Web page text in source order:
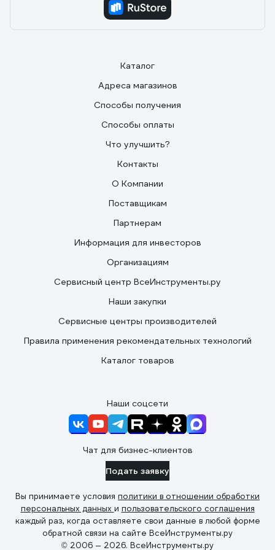
Каталог
Адреса магазинов
Способы получения
Способы оплаты
Что улучшить?
Контакты
О Компании
Поставщикам
Партнерам
Информация для инвесторов
Организациям
Сервисный центр ВсеИнструменты.ру
Наши закупки
Сервисные центры производителей
Правила применения рекомендательных технологий
Каталог товаров
Наши соцсети
Чат для бизнес-клиентов
Подать заявку
Вы принимаете условия политики в отношении обработки
персональных данных и пользовательского соглашения
каждый раз, когда оставляете свои данные в любой форме
обратной связи на сайте ВсеИнструменты.ру
© 2006 — 2026. ВсеИнструменты.ру